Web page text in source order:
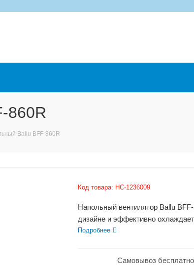
860R
Ballu BFF-860R
Код товара: НС-1236009
Напольный вентилятор Ballu
дизайне и эффективно
Подробнее
Самовывоз